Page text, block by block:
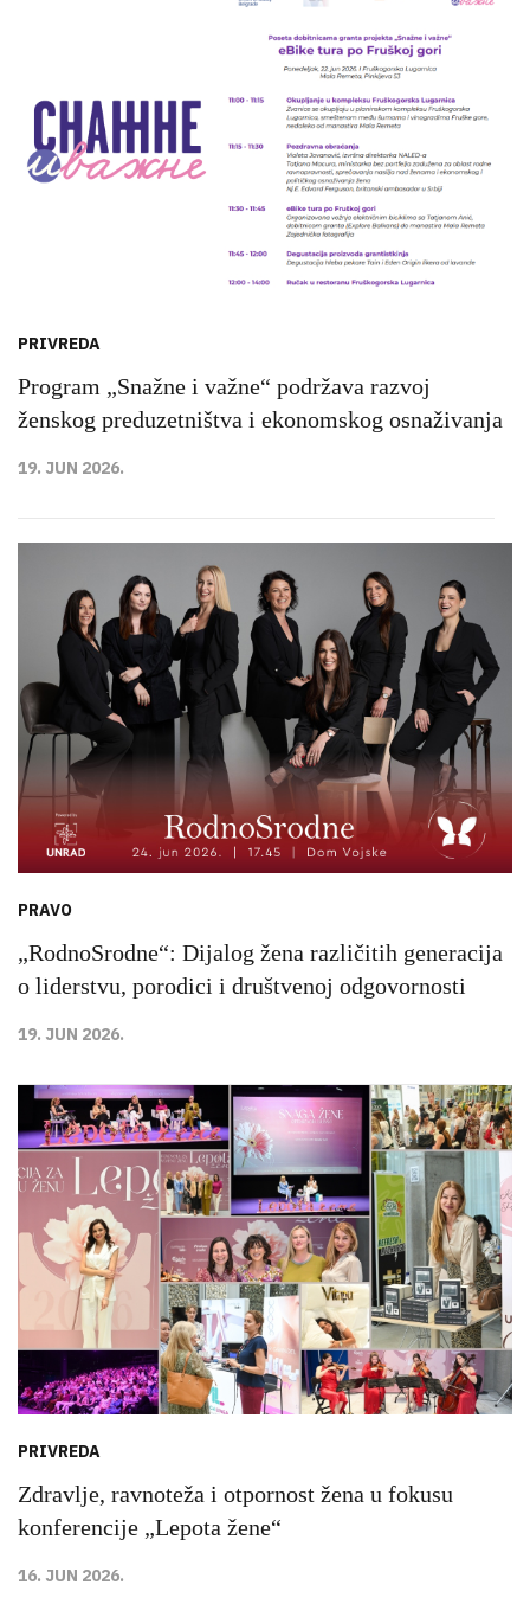
PRIVREDA
Program „Snažne i važne“ podržava razvoj
ženskog preduzetništva i ekonomskog osnaživanja
19. JUN 2026.
PRAVO
„RodnoSrodne“: Dijalog žena različitih generacija
o liderstvu, porodici i društvenoj odgovornosti
19. JUN 2026.
PRIVREDA
Zdravlje, ravnoteža i otpornost žena u fokusu
konferencije „Lepota žene“
16. JUN 2026.